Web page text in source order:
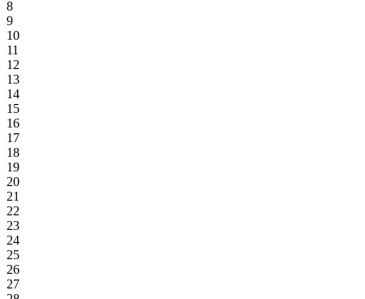
8
9
10
11
12
13
14
15
16
17
18
19
20
21
22
23
24
25
26
27